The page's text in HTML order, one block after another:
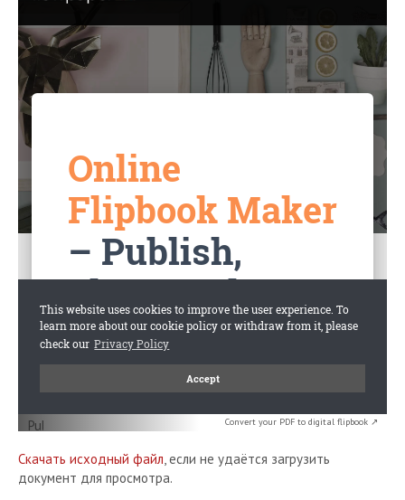
Convert your PDF to digital flipbook ↗
Скачать исходный файл, если не удаётся загрузить
документ для просмотра.